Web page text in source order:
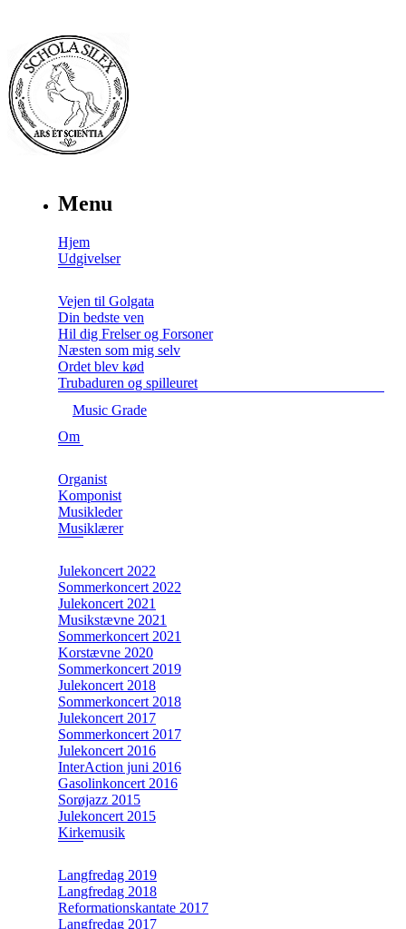
Menu
Hjem
Udgivelser
Vejen til Golgata
Din bedste ven
Hil dig Frelser og Forsoner
Næsten som mig selv
Ordet blev kød
Trubaduren og spilleuret
Music Grade
Om
Organist
Komponist
Musikleder
Musiklærer
Julekoncert 2022
Sommerkoncert 2022
Julekoncert 2021
Musikstævne 2021
Sommerkoncert 2021
Korstævne 2020
Sommerkoncert 2019
Julekoncert 2018
Sommerkoncert 2018
Julekoncert 2017
Sommerkoncert 2017
Julekoncert 2016
InterAction juni 2016
Gasolinkoncert 2016
Sorøjazz 2015
Julekoncert 2015
Kirkemusik
Langfredag 2019
Langfredag 2018
Reformationskantate 2017
Langfredag 2017